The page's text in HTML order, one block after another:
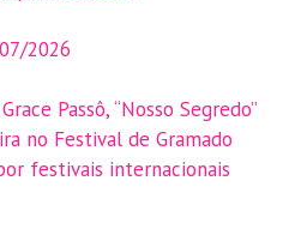
2026
Passô, “Nosso Segredo”
no Festival de Gramado
festivais internacionais